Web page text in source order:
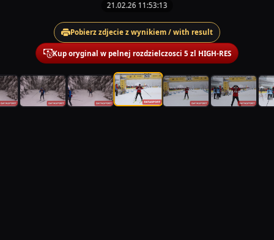
21.02.26 11:53:13
Pobierz zdjecie z wynikiem / with result
Kup oryginal w pelnej rozdzielczosci 5 zl HIGH-RES